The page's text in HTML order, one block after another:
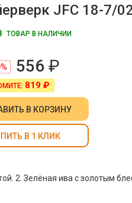
JFC 18-7/
ТОВАР В НАЛИЧИИ
556 ₽
819 ₽
В КОРЗИНУ
В 1 КЛИК
2. Зелёная ива с золотым